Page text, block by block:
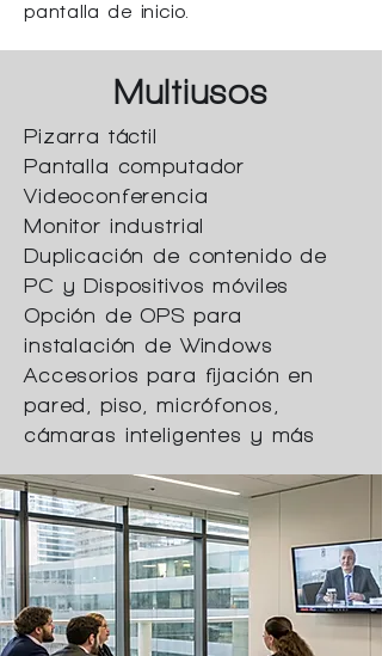
pantalla de inicio.
Multiusos
Pizarra táctil
Pantalla computador
Videoconferencia
Monitor industrial
Duplicación de contenido de
PC y Dispositivos móviles
Opción de OPS para
instalación de Windows
Accesorios para fijación en
pared, piso, micrófonos,
cámaras inteligentes y más